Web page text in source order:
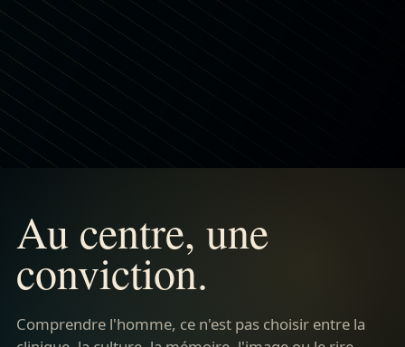
Au centre, une
conviction.
Comprendre l'homme, ce n'est pas choisir entre la